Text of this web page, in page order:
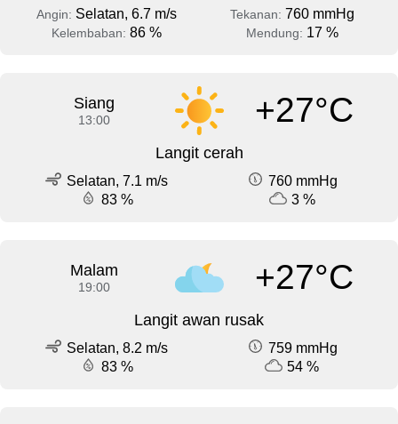
Angin: Selatan, 6.7 m/s Tekanan: 760 mmHg
Kelembaban: 86 % Mendung: 17 %
Siang
13:00 +27°C
Langit cerah
Selatan, 7.1 m/s
760 mmHg
83 %
3 %
Malam
19:00 +27°C
Langit awan rusak
Selatan, 8.2 m/s
759 mmHg
83 %
54 %